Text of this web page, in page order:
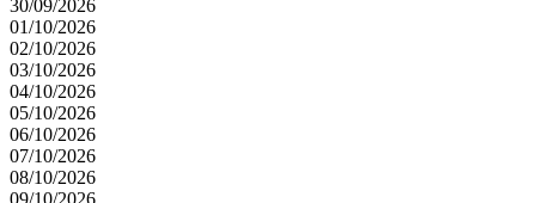
30/09/2026
01/10/2026
02/10/2026
03/10/2026
04/10/2026
05/10/2026
06/10/2026
07/10/2026
08/10/2026